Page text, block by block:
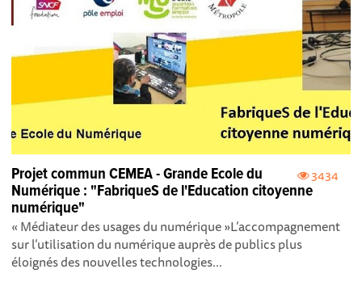
3434
Projet commun CEMEA - Grande Ecole du
Numérique : "FabriqueS de l'Education citoyenne
numérique"
« Médiateur des usages du numérique »L’accompagnement
sur l’utilisation du numérique auprès de publics plus
éloignés des nouvelles technologies...